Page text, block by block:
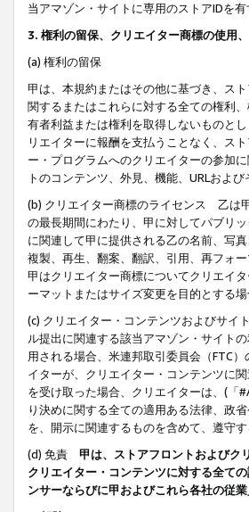
当アマゾン・サイトに専用のストアIDを
3. 権利の留保、クリエイター商標の使用
(a) 権利の留保
甲は、本規約またはその他に基づき、ス
関するまたはこれらに対する全ての権利
有者利益または権利を取得しないものと
リエイターに報酬を支払うことなく、ス
ー・プログラムへのクリエイターの参加
トのコンテンツ、外見、機能、URLおよ
(b) クリエイター商標のライセンス 乙は
の最長期間にわたり、甲に対してパブリ
に関連して甲に提供される乙の名前、写
複製、再生、翻案、翻訳、引用、再フォ
甲はクリエイター商標についてクリエイ
ーマットまたはサイズ変更を目的とする場
(c) クリエイター・コンテンツおよびサ
ル提出に関連する該当アマゾン・サイト
用される場合、米連邦取引委員会（FTC
イターが、クリエイター・コンテンツに
を受け取った場合、クリエイターは、(「
り決めに関する全ての適用ある法律、政
を、開示に関連するものを含めて、遵守す
(d) 免責 甲は、ストアフロントおよびク
クリエイター・コンテンツに対する全て
ンサーならびに甲およびこれら各社の従